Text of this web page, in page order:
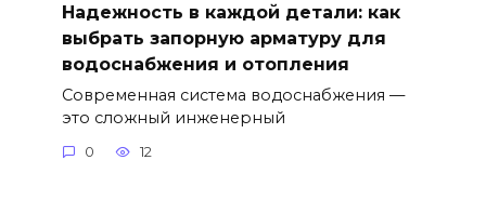
Надежность в каждой детали: как
выбрать запорную арматуру для
водоснабжения и отопления
Современная система водоснабжения —
это сложный инженерный
0 12